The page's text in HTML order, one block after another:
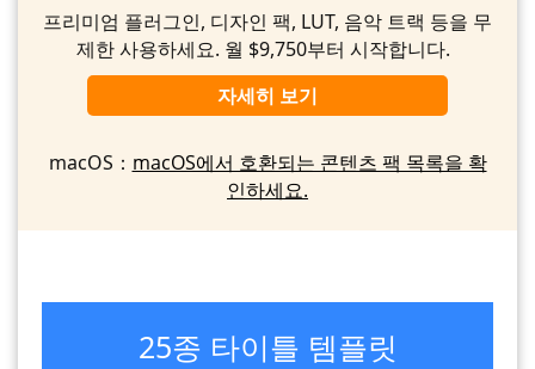
프리미엄 플러그인, 디자인 팩, LUT, 음악 트랙 등을 무
제한 사용하세요. 월 $9,750부터 시작합니다.
자세히 보기
macOS： macOS에서 호환되는 콘텐츠 팩 목록을 확
인하세요.
25종 타이틀 템플릿